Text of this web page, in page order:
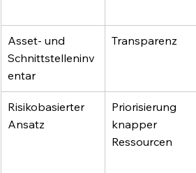
Asset- und
Schnittstelleninv
entar
Transparenz
Risikobasierter
Ansatz
Priorisierung
knapper
Ressourcen